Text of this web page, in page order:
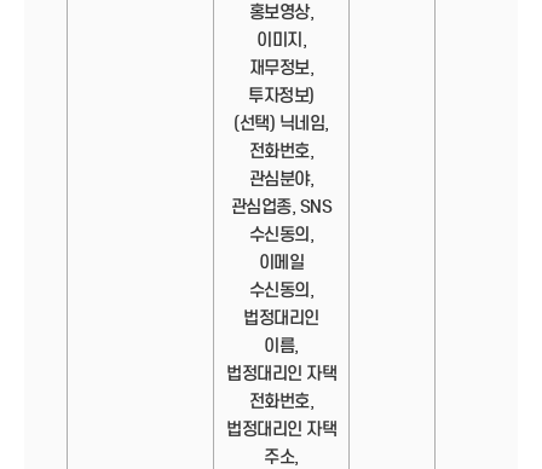
홍보영상,
이미지,
재무정보,
투자정보)
(선택) 닉네임,
전화번호,
관심분야,
관심업종, SNS
수신동의,
이메일
수신동의,
법정대리인
이름,
법정대리인 자택
전화번호,
법정대리인 자택
주소,